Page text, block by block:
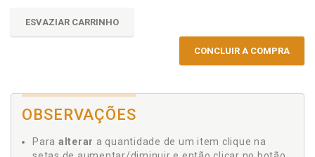
ESVAZIAR CARRINHO
CONCLUIR A COMPRA
OBSERVAÇÕES
Para alterar a quantidade de um item clique na